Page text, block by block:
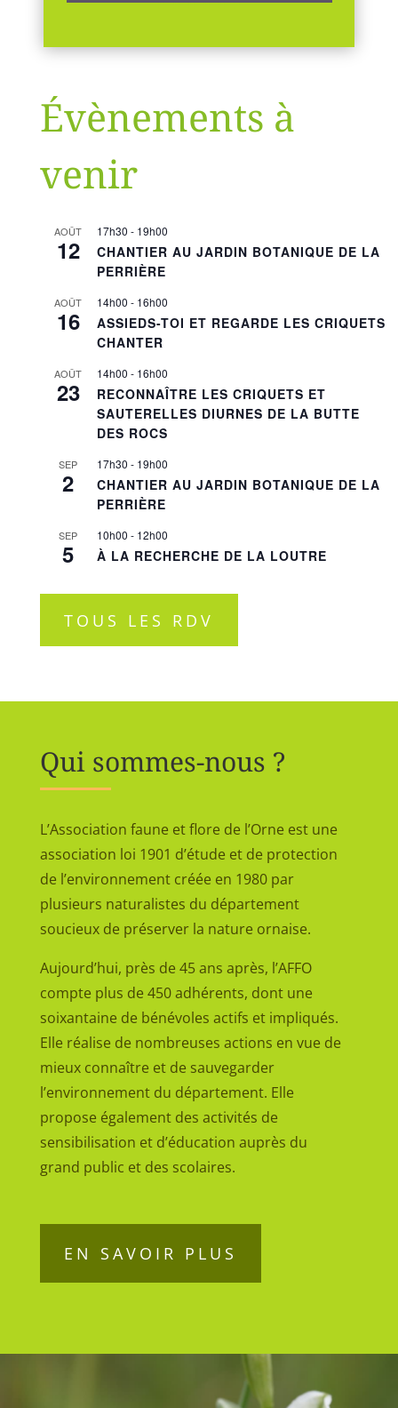
Évènements à
venir
AOÛT
12
17h30 - 19h00
CHANTIER AU JARDIN BOTANIQUE DE LA
PERRIÈRE
AOÛT
16
14h00 - 16h00
ASSIEDS-TOI ET REGARDE LES CRIQUETS
CHANTER
AOÛT
23
14h00 - 16h00
RECONNAÎTRE LES CRIQUETS ET
SAUTERELLES DIURNES DE LA BUTTE
DES ROCS
SEP
2
17h30 - 19h00
CHANTIER AU JARDIN BOTANIQUE DE LA
PERRIÈRE
SEP
5
10h00 - 12h00
À LA RECHERCHE DE LA LOUTRE
TOUS LES RDV
Qui sommes-nous ?
L’Association faune et flore de l’Orne est une
association loi 1901 d’étude et de protection
de l’environnement créée en 1980 par
plusieurs naturalistes du département
soucieux de préserver la nature ornaise.
Aujourd’hui, près de 45 ans après, l’AFFO
compte plus de 450 adhérents, dont une
soixantaine de bénévoles actifs et impliqués.
Elle réalise de nombreuses actions en vue de
mieux connaître et de sauvegarder
l’environnement du département. Elle
propose également des activités de
sensibilisation et d’éducation auprès du
grand public et des scolaires.
EN SAVOIR PLUS